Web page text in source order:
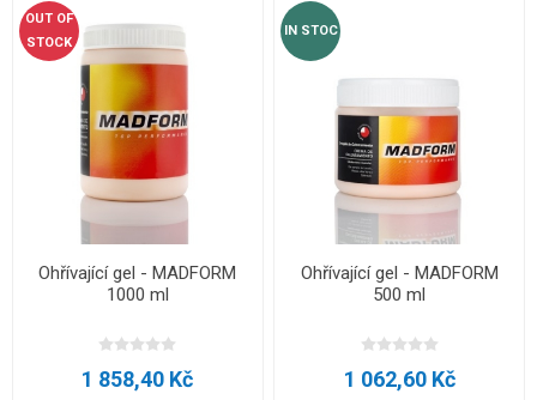
OUT OF
STOCK
Ohřívající gel - MADFORM
1000 ml
1 858,40 Kč
IN STOC
Ohřívající gel - MADFORM
500 ml
1 062,60 Kč